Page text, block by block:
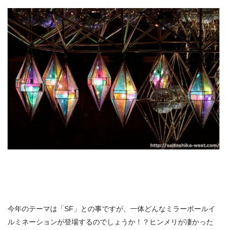
今年のテーマは「SF」との事ですが、一体どんなミラーボールイ
ルミネーションが登場するのでしょうか！？ヒンメリが凄かった